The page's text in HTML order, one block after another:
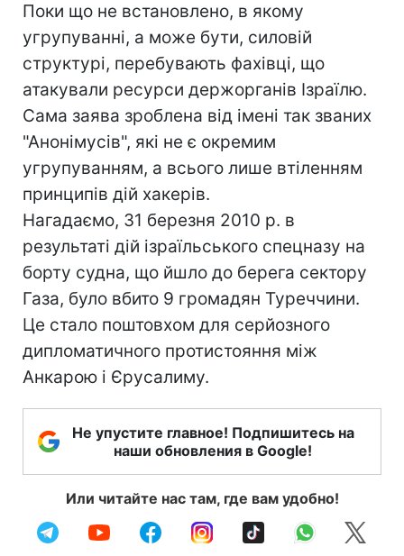
Поки що не встановлено, в якому
угрупуванні, а може бути, силовій
структурі, перебувають фахівці, що
атакували ресурси держорганів Ізраїлю.
Сама заява зроблена від імені так званих
"Анонімусів", які не є окремим
угрупуванням, а всього лише втіленням
принципів дій хакерів.
Нагадаємо, 31 березня 2010 р. в
результаті дій ізраїльського спецназу на
борту судна, що йшло до берега сектору
Газа, було вбито 9 громадян Туреччини.
Це стало поштовхом для серйозного
дипломатичного протистояння між
Анкарою і Єрусалиму.
Не упустите главное! Подпишитесь на
наши обновления в Google!
Или читайте нас там, где вам удобно!